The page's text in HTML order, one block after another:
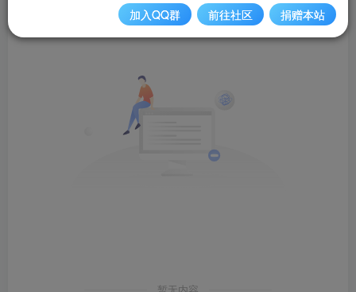
加入QQ群 前往社区 捐赠本站